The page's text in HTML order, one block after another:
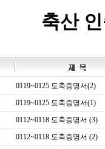
축산
0119~0125 도축증명서(2)
0119~0125 도축증명서(1)
0112~0118 도축증명서 (3)
0112~0118 도축증명서 (2)